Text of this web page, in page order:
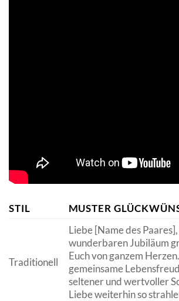
STIL MUSTER
Traditionell
Liebe [Name des
wunderbaren Jubiläum
Euch von ganzem
gemeinsame
seltener und wertvoller
Liebe weiterhin so